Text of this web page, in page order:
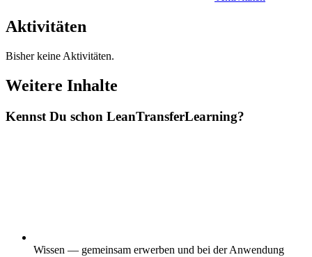
Aktivitäten
Bisher keine Aktivitäten.
Weitere Inhalte
Kennst Du schon LeanTransferLearning?
Wissen — gemeinsam erwerben und bei der Anwendung